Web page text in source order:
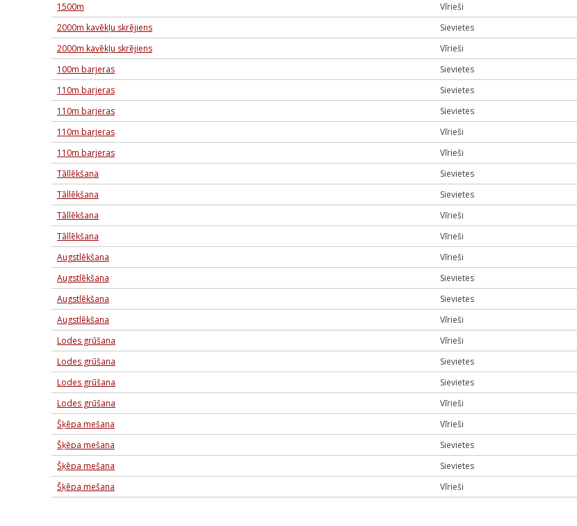
1500m
Vīrieši
2000m kavēkļu skrējiens
Sievietes
2000m kavēkļu skrējiens
Vīrieši
100m barjeras
Sievietes
110m barjeras
Sievietes
110m barjeras
Sievietes
110m barjeras
Vīrieši
110m barjeras
Vīrieši
Tāllēkšana
Sievietes
Tāllēkšana
Sievietes
Tāllēkšana
Vīrieši
Tāllēkšana
Vīrieši
Augstlēkšana
Vīrieši
Augstlēkšana
Sievietes
Augstlēkšana
Sievietes
Augstlēkšana
Vīrieši
Lodes grūšana
Vīrieši
Lodes grūšana
Sievietes
Lodes grūšana
Sievietes
Lodes grūšana
Vīrieši
Šķēpa mešana
Vīrieši
Šķēpa mešana
Sievietes
Šķēpa mešana
Sievietes
Šķēpa mešana
Vīrieši